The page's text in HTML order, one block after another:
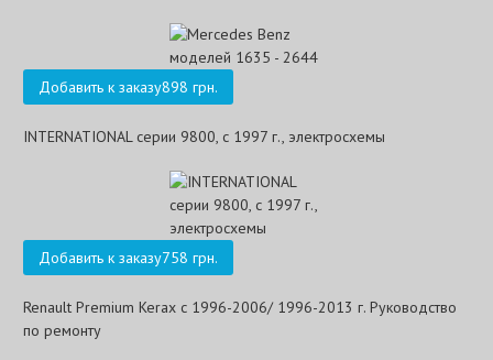
Добавить к заказу898 грн.
INTERNATIONAL серии 9800, с 1997 г., электросхемы
Добавить к заказу758 грн.
Renault Premium Kerax с 1996-2006/ 1996-2013 г. Руководство
по ремонту